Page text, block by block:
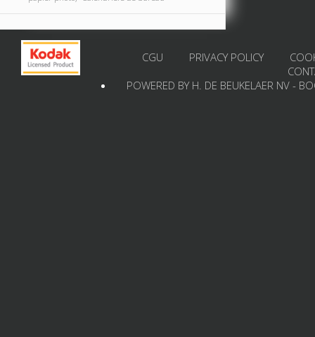
CGU PRIVACY POLICY
POWERED BY H. DE BEUKELAER NV -